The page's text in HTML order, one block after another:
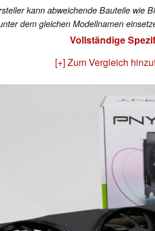
kann abweichende Bauteile wie
dem gleichen Modellnamen
Vollständige
[+] Zum Vergleich